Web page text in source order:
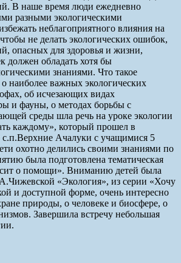
В наше время люди ежедневно
разными экологическими
неблагоприятного влияния на
не делать экологических ошибок,
опасных для здоровья и жизни,
должен обладать хотя бы
знаниями. Что такое
наиболее важных экологических
об исчезающих видах
и фауны, о методах борьбы с
среды шла речь на уроке экологии
каждому», который прошел в
с.п.Верхние Ачалуки с учащимися 5
охотно делились своими знаниями по
была подготовлена тематическая
о помощи». Вниманию детей была
«Экология», из серии «Хочу
и доступной форме, очень интересно
природы, о человеке и биосфере, о
Завершила встречу небольшая